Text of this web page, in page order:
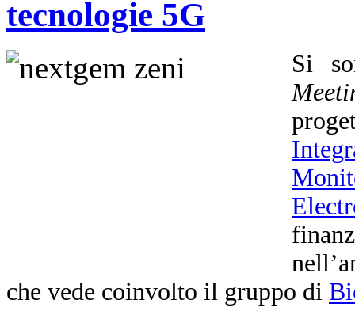
tecnologie 5G
Si
che vede coinvolto il gruppo di